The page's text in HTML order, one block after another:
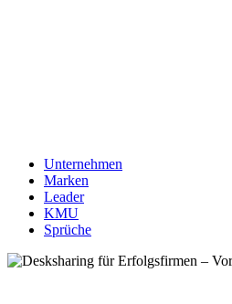
Unternehmen
Marken
Leader
KMU
Sprüche